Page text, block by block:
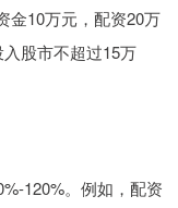
金10万元，配资20万
股市不超过15万
120%。例如，配资